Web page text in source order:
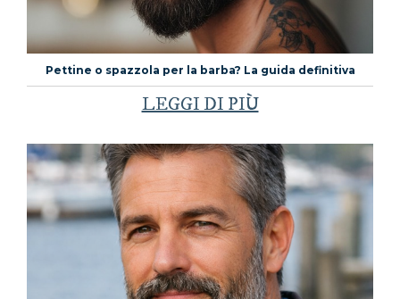
Pettine o spazzola per la barba? La guida definitiva
LEGGI DI PIÙ